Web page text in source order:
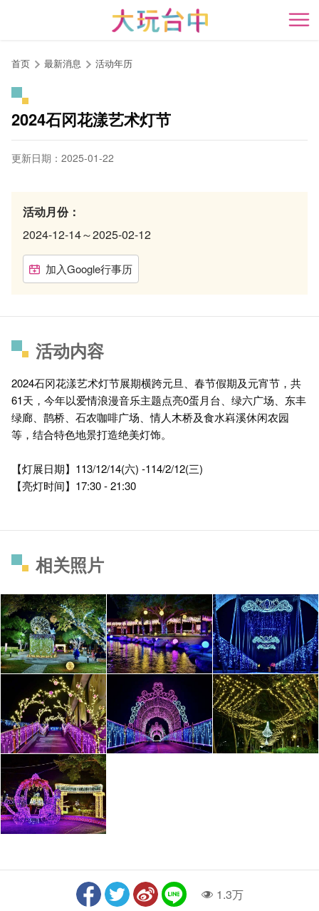
开
首页 最新消息 活动年历
2024石冈花漾艺术灯节
更新日期：2025-01-22
活动月份：
2024-12-14～2025-02-12
加入Google行事历
活动内容
2024石冈花漾艺术灯节展期横跨元旦、春节假期及元宵节，共
61天，今年以爱情浪漫音乐主题点亮0蛋月台、绿六广场、东丰
绿廊、鹊桥、石农咖啡广场、情人木桥及食水嵙溪休闲农园
等，结合特色地景打造绝美灯饰。
【灯展日期】113/12/14(六) -114/2/12(三)
【亮灯时间】17:30 - 21:30
相关照片
人气1.3万